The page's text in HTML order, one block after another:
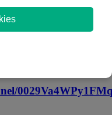
a nuestro